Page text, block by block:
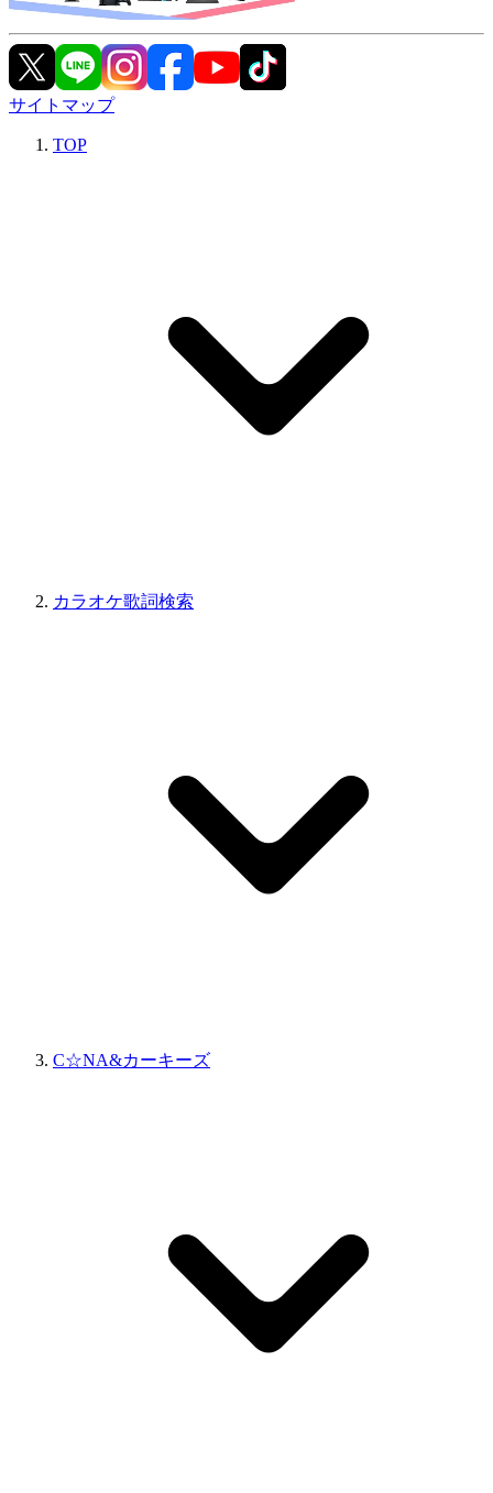
サイトマップ
TOP
カラオケ歌詞検索
C☆NA&カーキーズ